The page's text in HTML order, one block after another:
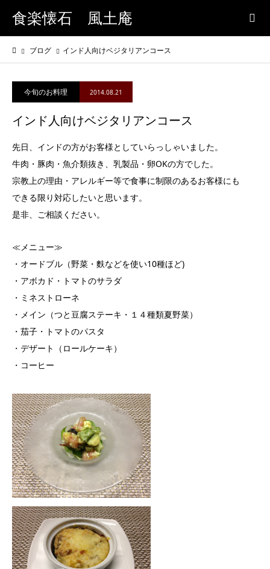
食楽懐石 風土庵
ブログ インド人向けベジタリアンコース
今旬のお料理 2014.08.21
インド人向けベジタリアンコース
先日、インドの方がお客様としていらっしゃいました。
牛肉・豚肉・魚介類抜き、乳製品・卵OKの方でした。
宗教上の理由・アレルギー等で食事に制限のあるお客様にも
できる限り対応したいと思います。
是非、ご相談ください。
≪メニュー≫
・オードブル（野菜・麩などを使い10種ほど)
・アボカド・トマトのサラダ
・ミネストローネ
・メイン（つと豆腐ステーキ・１４種類夏野菜）
・茄子・トマトのパスタ
・デザート（ロールケーキ）
・コーヒー